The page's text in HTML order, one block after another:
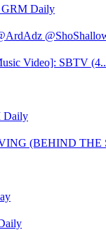
GRM Daily
Video]: SBTV
Daily
(BEHIND THE